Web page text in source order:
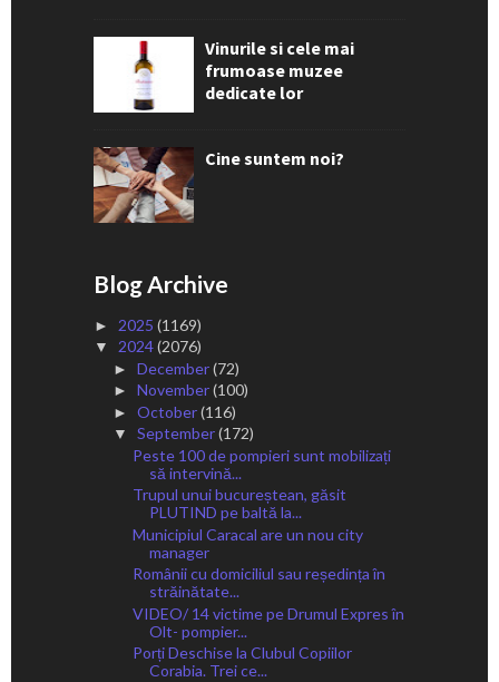
Vinurile si cele mai
frumoase muzee
dedicate lor
Cine suntem noi?
Blog Archive
► 2025 (1169)
▼ 2024(2076)
► December(72)
► November(100)
► October(116)
▼ September(172)
Peste 100 de pompieri sunt mobilizați
să intervină...
Trupul unui bucureștean, găsit
PLUTIND pe baltă la...
Municipiul Caracal are un nou city
manager
Românii cu domiciliul sau reședința în
străinătate...
VIDEO/ 14 victime pe Drumul Expres în
Olt- pompier...
Porți Deschise la Clubul Copiilor
Corabia. Trei ce...